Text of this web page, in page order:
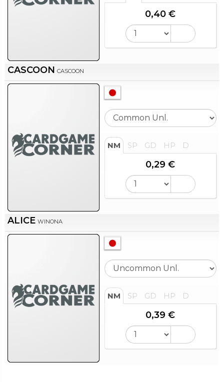
0,40 €
CASCOON CASCOON
NM SP GD HP D
0,29 €
ALICE WINONA
NM SP GD HP D
0,39 €